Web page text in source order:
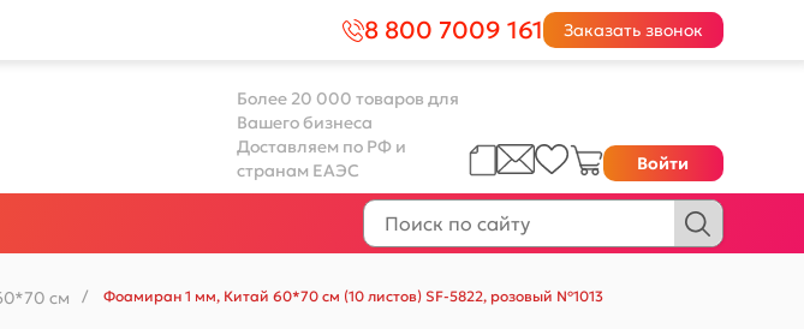
8 800 7009 161 Заказать звонок
Более 20 000 товаров для
Вашего бизнеса
Доставляем по РФ и
странам ЕАЭС
Войти
см / Фоамиран 1 мм, Китай 60*70 см (10 листов) SF-5822, розовый №1013